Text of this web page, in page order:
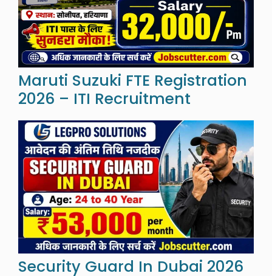
Maruti Suzuki FTE Registration
2026 – ITI Recruitment
Security Guard In Dubai 2026